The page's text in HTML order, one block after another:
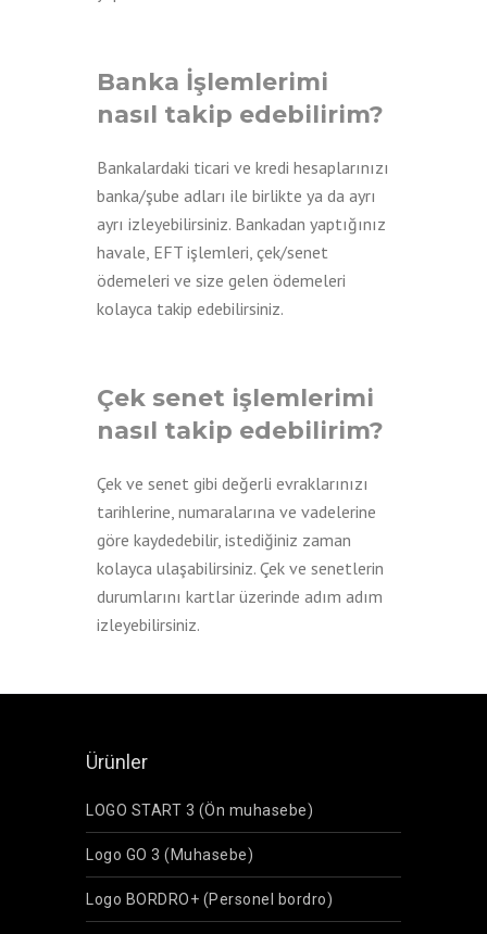
Banka İşlemlerimi
nasıl takip edebilirim?
Bankalardaki ticari ve kredi hesaplarınızı
banka/şube adları ile birlikte ya da ayrı
ayrı izleyebilirsiniz. Bankadan yaptığınız
havale, EFT işlemleri, çek/senet
ödemeleri ve size gelen ödemeleri
kolayca takip edebilirsiniz.
Çek senet işlemlerimi
nasıl takip edebilirim?
Çek ve senet gibi değerli evraklarınızı
tarihlerine, numaralarına ve vadelerine
göre kaydedebilir, istediğiniz zaman
kolayca ulaşabilirsiniz. Çek ve senetlerin
durumlarını kartlar üzerinde adım adım
izleyebilirsiniz.
Ürünler
LOGO START 3 (Ön muhasebe)
Logo GO 3 (Muhasebe)
Logo BORDRO+ (Personel bordro)